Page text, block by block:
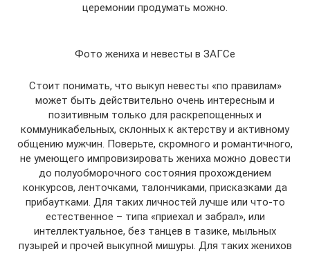
церемонии продумать можно.
Фото жениха и невесты в ЗАГСе
Стоит понимать, что выкуп невесты «по правилам»
может быть действительно очень интересным и
позитивным только для раскрепощенных и
коммуникабельных, склонных к актерству и активному
общению мужчин. Поверьте, скромного и романтичного,
не умеющего импровизировать жениха можно довести
до полуобморочного состояния прохождением
конкурсов, ленточками, талончиками, присказками да
прибаутками. Для таких личностей лучше или что-то
естественное – типа «приехал и забрал», или
интеллектуальное, без танцев в тазике, мыльных
пузырей и прочей выкупной мишуры. Для таких женихов